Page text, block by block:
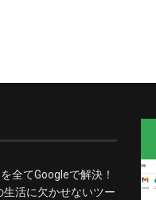
全てGoogleで解決！
活に欠かせないツー